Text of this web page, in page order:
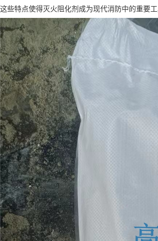
这些特点使得灭火阻化剂成为现代消防中的重要